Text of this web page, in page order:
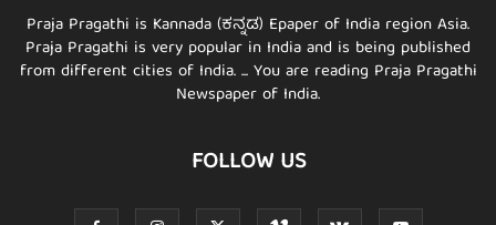
Praja Pragathi is Kannada (ಕನ್ನಡ) Epaper of India region Asia.
Praja Pragathi is very popular in India and is being published
from different cities of India. ... You are reading Praja Pragathi
Newspaper of India.
FOLLOW US